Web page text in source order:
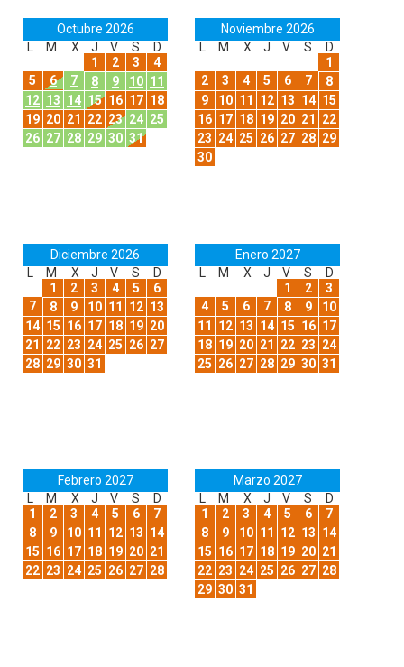
Octubre 2026
M X J V S
D
1
2 3
4
5
6 7 8 9 10 11
12 13 14 15 16 17 18
19 20 21 22 23 24 25
26 27 28 29 30 31
Noviembre 2026
M X J V S
D
1
2
3 4 5 6 7
8
9
10 11 12 13 14 15
16 17 18 19 20 21
22
23 24 25 26 27 28 29
30
Diciembre 2026
M X J V S
D
1
2 3 4 5
6
7
8 9 10 11 12 13
14 15 16 17 18 19 20
21
22 23 24 25 26 27
28 29 30 31
Enero 2027
M X J V S
D
1
2
3
4
5 6 7 8 9
10
11
12 13 14 15 16 17
18 19 20 21 22 23 24
25 26 27 28 29 30 31
Febrero 2027
M X J V S
D
1
2 3 4 5 6
7
8
9 10 11 12 13 14
15 16 17 18 19 20 21
22 23 24 25 26 27 28
Marzo 2027
M X J V S
D
1
2 3 4 5 6
7
8
9 10 11 12 13 14
15 16 17 18 19 20 21
22 23 24 25 26 27 28
29 30 31